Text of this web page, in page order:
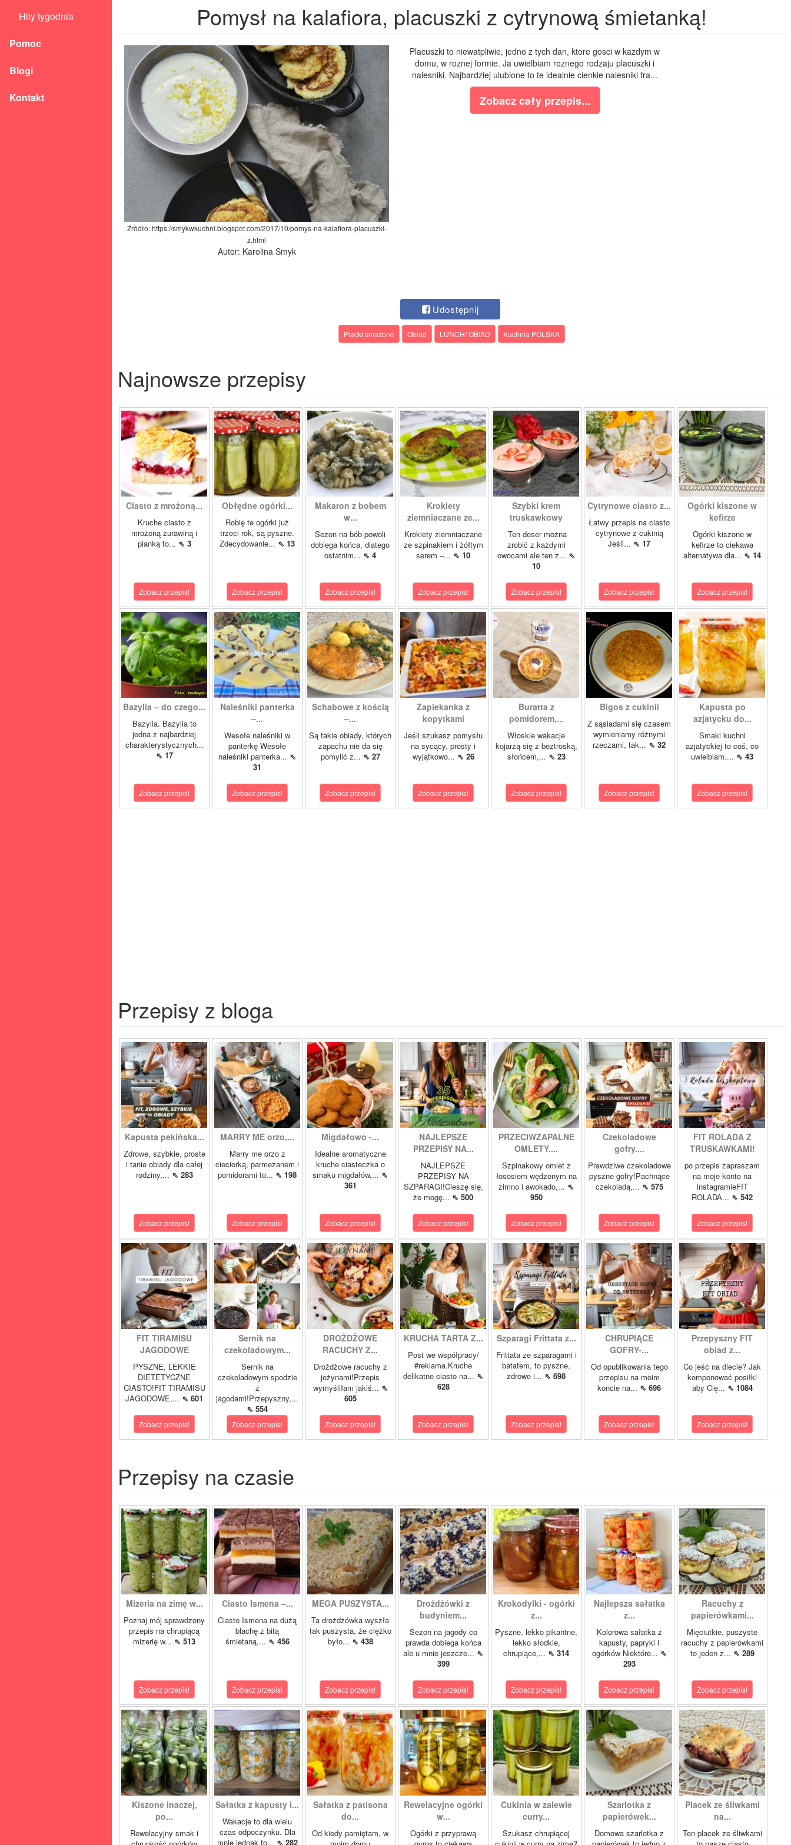
Hity tygodnia
Pomoc
Blogi
Kontakt
Pomysł na kalafiora, placuszki z cytrynową śmietanką!
Źródło: https://smykwkuchni.blogspot.com/2017/10/pomys-na-kalafiora-placuszki-
z.html
Autor: Karolina Smyk
Placuszki to niewatpliwie, jedno z tych dan, ktore gosci w kazdym w
domu, w roznej formie. Ja uwielbiam roznego rodzaju placuszki i
nalesniki. Najbardziej ulubione to te idealnie cienkie nalesniki fra...
Zobacz cały przepis...
Udostępnij
Placki smażone Obiad LUNCH/ OBIAD Kuchnia POLSKA
Najnowsze przepisy
Ciasto z mrożoną...
Kruche ciasto z
mrożoną żurawiną i
pianką to... ⇖ 3
Zobacz przepis!
Obłędne ogórki...
Robię te ogórki już
trzeci rok, są pyszne.
Zdecydowanie... ⇖ 13
Zobacz przepis!
Makaron z bobem
w...
Sezon na bób powoli
dobiega końca, dlatego
ostatnim... ⇖ 4
Zobacz przepis!
Krokiety
ziemniaczane ze...
Krokiety ziemniaczane
ze szpinakiem i żółtym
serem –... ⇖ 10
Zobacz przepis!
Szybki krem
truskawkowy
Ten deser można
zrobić z każdymi
owocami ale ten z... ⇖
10
Zobacz przepis!
Cytrynowe ciasto z...
Łatwy przepis na ciasto
cytrynowe z cukinią
Jeśli... ⇖ 17
Zobacz przepis!
Ogórki kiszone w
kefirze
Ogórki kiszone w
kefirze to ciekawa
alternatywa dla... ⇖ 14
Zobacz przepis!
Bazylia – do czego...
Bazylia. Bazylia to
jedna z najbardziej
charakterystycznych...
⇖ 17
Zobacz przepis!
Naleśniki panterka
–...
Wesołe naleśniki w
panterkę Wesołe
naleśniki panterka... ⇖
31
Zobacz przepis!
Schabowe z kością
–...
Są takie obiady, których
zapachu nie da się
pomylić z... ⇖ 27
Zobacz przepis!
Zapiekanka z
kopytkami
Jeśli szukasz pomysłu
na sycący, prosty i
wyjątkowo... ⇖ 26
Zobacz przepis!
Buratta z
pomidorem,...
Włoskie wakacje
kojarzą się z beztroską,
słońcem,... ⇖ 23
Zobacz przepis!
Bigos z cukinii
Z sąsiadami się czasem
wymieniamy różnymi
rzeczami, tak... ⇖ 32
Zobacz przepis!
Kapusta po
azjatycku do...
Smaki kuchni
azjatyckiej to coś, co
uwielbiam.... ⇖ 43
Zobacz przepis!
Przepisy z bloga
Kapusta pekińska...
Zdrowe, szybkie, proste
i tanie obiady dla całej
rodziny,... ⇖ 283
Zobacz przepis!
MARRY ME orzo,...
Marry me orzo z
cieciorką, parmezanem i
pomidorami to... ⇖ 198
Zobacz przepis!
Migdałowo -...
Idealne aromatyczne
kruche ciasteczka o
smaku migdałów,... ⇖
361
Zobacz przepis!
NAJLEPSZE
PRZEPISY NA...
NAJLEPSZE
PRZEPISY NA
SZPARAGI!Cieszę się,
że mogę... ⇖ 500
Zobacz przepis!
PRZECIWZAPALNE
OMLETY....
Szpinakowy omlet z
łososiem wędzonym na
zimno i awokado,... ⇖
950
Zobacz przepis!
Czekoladowe
gofry....
Prawdziwe czekoladowe
pyszne gofry!Pachnące
czekoladą,... ⇖ 575
Zobacz przepis!
FIT ROLADA Z
TRUSKAWKAMI!
po przepis zapraszam
na moje konto na
InstagramieFIT
ROLADA... ⇖ 542
Zobacz przepis!
FIT TIRAMISU
JAGODOWE
PYSZNE, LEKKIE
DIETETYCZNE
CIASTO!FIT TIRAMISU
JAGODOWE,... ⇖ 601
Zobacz przepis!
Sernik na
czekoladowym...
Sernik na
czekoladowym spodzie
z
jagodami!Przepyszny,...
⇖ 554
Zobacz przepis!
DROŻDŻOWE
RACUCHY Z...
Drożdżowe racuchy z
jeżynami!Przepis
wymyśliłam jakiś... ⇖
605
Zobacz przepis!
KRUCHA TARTA Z...
Post we współpracy/
#reklama.Kruche
delikatne ciasto na... ⇖
628
Zobacz przepis!
Szparagi Frittata z...
Frittata ze szparagami i
batatem, to pyszne,
zdrowe i... ⇖ 698
Zobacz przepis!
CHRUPIĄCE
GOFRY-...
Od opublikowania tego
przepisu na moim
koncie na... ⇖ 696
Zobacz przepis!
Przepyszny FIT
obiad z...
Co jeść na diecie? Jak
komponować posiłki
aby Cię... ⇖ 1084
Zobacz przepis!
Przepisy na czasie
Mizeria na zimę w...
Poznaj mój sprawdzony
przepis na chrupiącą
mizerię w... ⇖ 513
Zobacz przepis!
Ciasto Ismena –...
Ciasto Ismena na dużą
blachę z bitą
śmietaną,... ⇖ 456
Zobacz przepis!
MEGA PUSZYSTA...
Ta drożdżówka wyszła
tak puszysta, że ciężko
było... ⇖ 438
Zobacz przepis!
Drożdżówki z
budyniem...
Sezon na jagody co
prawda dobiega końca
ale u mnie jeszcze... ⇖
399
Zobacz przepis!
Krokodylki - ogórki
z...
Pyszne, lekko pikantne,
lekko słodkie,
chrupiące,... ⇖ 314
Zobacz przepis!
Najlepsza sałatka
z...
Kolorowa sałatka z
kapusty, papryki i
ogórków Niektóre... ⇖
293
Zobacz przepis!
Racuchy z
papierówkami...
Mięciutkie, puszyste
racuchy z papierówkami
to jeden z... ⇖ 289
Zobacz przepis!
Kiszone inaczej,
po...
Rewelacyjny smak i
Sałatka z kapusty i...
Wakacje to dla wielu
czas odpoczynku. Dla
mnie jednak to... ⇖ 282
Sałatka z patisona
do...
Od kiedy pamiętam, w
Rewelacyjne ogórki
w...
Ogórki z przyprawą
Cukinia w zalewie
curry...
Szukasz chrupiącej
Szarlotka z
papierówek...
Domowa szarlotka z
Placek ze śliwkami
na...
Ten placek ze śliwkami